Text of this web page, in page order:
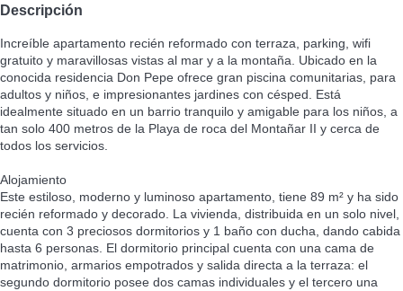
Descripción
Increíble apartamento recién reformado con terraza, parking, wifi
gratuito y maravillosas vistas al mar y a la montaña. Ubicado en la
conocida residencia Don Pepe ofrece gran piscina comunitarias, para
adultos y niños, e impresionantes jardines con césped. Está
idealmente situado en un barrio tranquilo y amigable para los niños, a
tan solo 400 metros de la Playa de roca del Montañar II y cerca de
todos los servicios.
Alojamiento
Este estiloso, moderno y luminoso apartamento, tiene 89 m² y ha sido
recién reformado y decorado. La vivienda, distribuida en un solo nivel,
cuenta con 3 preciosos dormitorios y 1 baño con ducha, dando cabida
hasta 6 personas. El dormitorio principal cuenta con una cama de
matrimonio, armarios empotrados y salida directa a la terraza: el
segundo dormitorio posee dos camas individuales y el tercero una